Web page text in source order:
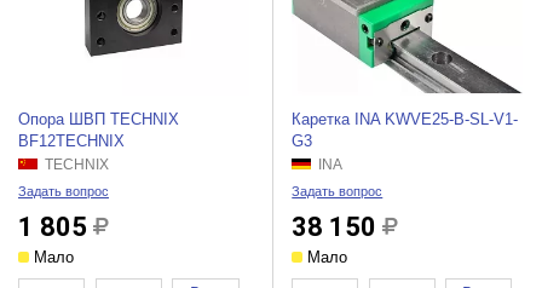
Опора ШВП TECHNIX
BF12TEСHNIX
TECHNIX
Задать вопрос
1 805
Мало
Каретка INA KWVE25-B-SL-V1-
G3
INA
Задать вопрос
38 150
Мало